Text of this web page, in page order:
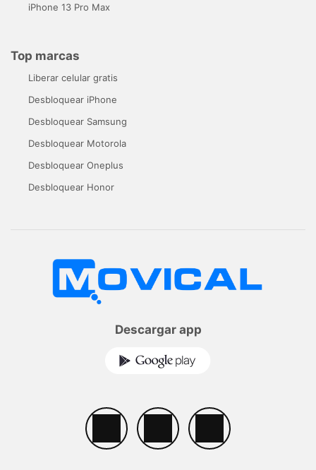
iPhone 13 Pro Max
Top marcas
Liberar celular gratis
Desbloquear iPhone
Desbloquear Samsung
Desbloquear Motorola
Desbloquear Oneplus
Desbloquear Honor
Descargar app